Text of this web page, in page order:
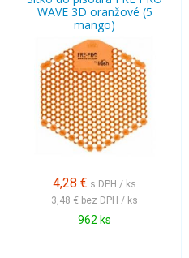
WAVE 3D oranžové (5
mango)
4,28 € s DPH / ks
3,48 € bez DPH / ks
962 ks